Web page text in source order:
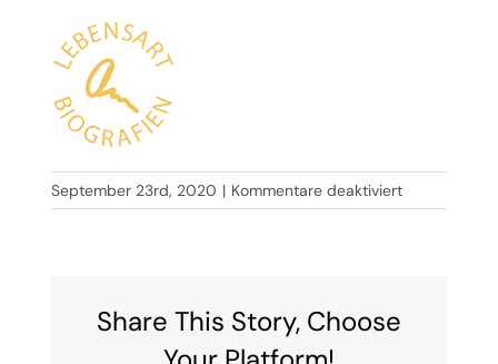
September 23rd, 2020 | Kommentare deaktiviertfür
Favicon_114
Share This Story, Choose